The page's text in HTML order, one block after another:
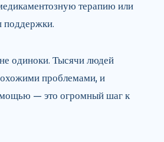
терапию или
поддержки.
одиноки. Тысячи людей
проблемами, и
— это огромный шаг к